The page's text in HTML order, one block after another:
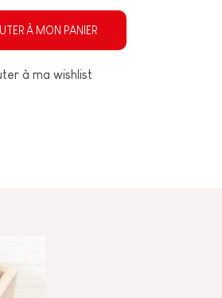
À MON PANIER
à ma wishlist